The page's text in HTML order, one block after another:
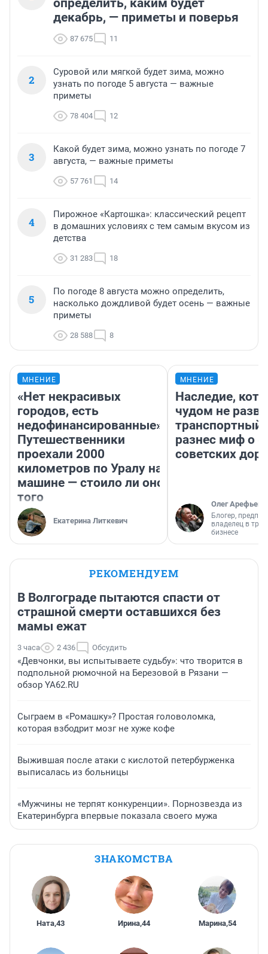
определить, каким будет
декабрь, — приметы и поверья
87 675 11
2
Суровой или мягкой будет зима, можно
узнать по погоде 5 августа — важные
приметы
78 404 12
3
Какой будет зима, можно узнать по погоде 7
августа, — важные приметы
57 761 14
4
Пирожное «Картошка»: классический рецепт
в домашних условиях с тем самым вкусом из
детства
31 283 18
5
По погоде 8 августа можно определить,
насколько дождливой будет осень — важные
приметы
28 588 8
МНЕНИЕ
«Нет некрасивых
городов, есть
недофинансированные».
Путешественники
проехали 2000
километров по Уралу на
машине — стоило ли оно
того
Екатерина Литкевич
МНЕНИЕ
Наследие,
чудом не
транспортный
разнес миф о
советских
Олег Арефьев
Блогер,
владелец в
бизнесе
РЕКОМЕНДУЕМ
В Волгограде пытаются спасти от
страшной смерти оставшихся без
мамы ежат
3 часа 2 436 Обсудить
«Девчонки, вы испытываете судьбу»: что творится в
подпольной рюмочной на Березовой в Рязани —
обзор YA62.RU
Сыграем в «Ромашку»? Простая головоломка,
которая взбодрит мозг не хуже кофе
Выжившая после атаки с кислотой петербурженка
выписалась из больницы
«Мужчины не терпят конкуренции». Порнозвезда из
Екатеринбурга впервые показала своего мужа
ЗНАКОМСТВА
Ната,43 Ирина,44 Марина,54